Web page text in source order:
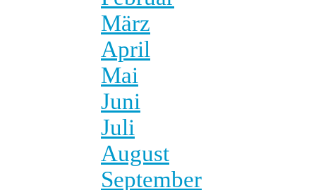
März
April
Mai
Juni
Juli
August
September